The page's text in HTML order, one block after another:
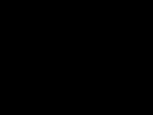
solche Bilder. Gedanken
ziehen wie
Leinwand. Inneres und
Kino gleichwertig –
so nisten sich Matrosen
ein. Sind das noch die
sie dem Literaten Alberto,
im Moor angleicht,